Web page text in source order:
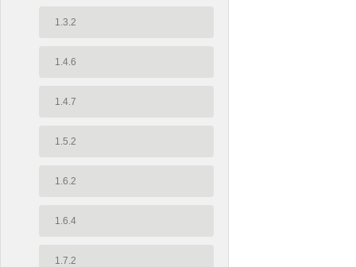
1.3.2
1.4.6
1.4.7
1.5.2
1.6.2
1.6.4
1.7.2